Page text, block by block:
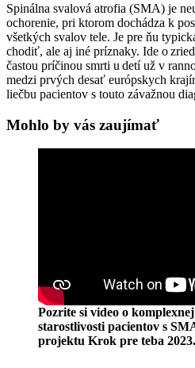
Spinálna svalová atrofia (SMA) je
ochorenie, pri ktorom dochádza k
všetkých svalov tele. Je pre ňu
chodiť, ale aj iné príznaky. Ide o
častou príčinou smrti u detí už v
medzi prvých desať európskych
liečbu pacientov s touto závažnou
Mohlo by vás zaujímať
Pozrite si video o
starostlivosti pacientov s
projektu Krok pre teba 2023.